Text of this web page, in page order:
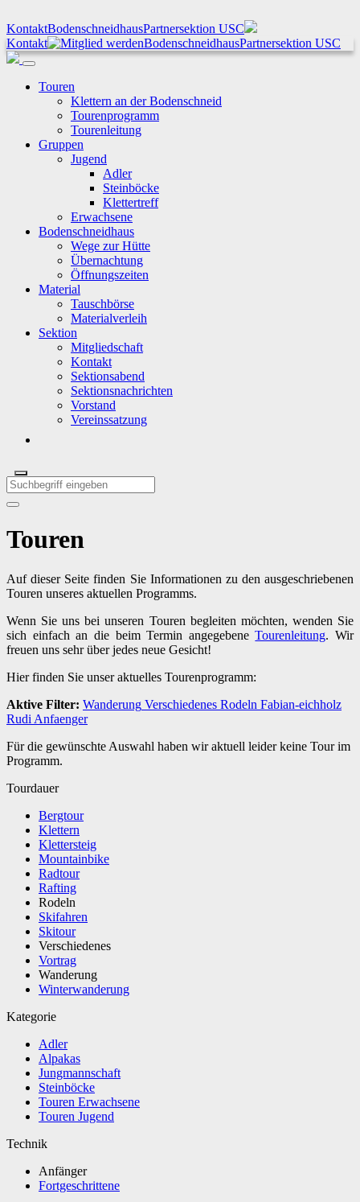
KontaktBodenschneidhausPartnersektion USC
Kontakt
BodenschneidhausPartnersektion USC
Touren
Klettern an der Bodenschneid
Tourenprogramm
Tourenleitung
Gruppen
Jugend
Adler
Steinböcke
Klettertreff
Erwachsene
Bodenschneidhaus
Wege zur Hütte
Übernachtung
Öffnungszeiten
Material
Tauschbörse
Materialverleih
Sektion
Mitgliedschaft
Kontakt
Sektionsabend
Sektionsnachrichten
Vorstand
Vereinssatzung
Touren
Auf dieser Seite finden Sie Informationen zu den ausgeschriebenen
Touren unseres aktuellen Programms.
Wenn Sie uns bei unseren Touren begleiten möchten, wenden Sie
sich einfach an die beim Termin angegebeneTourenleitung. Wir
freuen uns sehr über jedes neue Gesicht!
Hier finden Sie unser aktuelles Tourenprogramm:
Aktive Filter: Wanderung Verschiedenes Rodeln Fabian-eichholz
Rudi Anfaenger
Für die gewünschte Auswahl haben wir aktuell leider keine Tour im
Programm.
Tourdauer
Bergtour
Klettern
Klettersteig
Mountainbike
Radtour
Rafting
Rodeln
Skifahren
Skitour
Verschiedenes
Vortrag
Wanderung
Winterwanderung
Kategorie
Adler
Alpakas
Jungmannschaft
Steinböcke
Touren Erwachsene
Touren Jugend
Technik
Anfänger
Fortgeschrittene